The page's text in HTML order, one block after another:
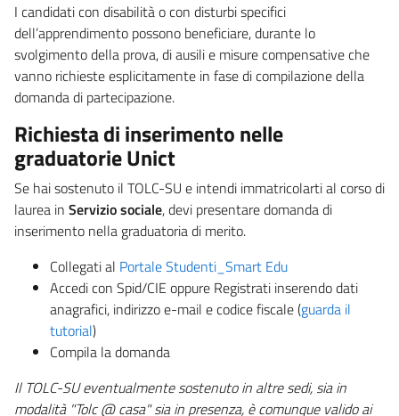
I candidati con disabilità o con disturbi specifici
dell’apprendimento possono beneficiare, durante lo
svolgimento della prova, di ausili e misure compensative che
vanno richieste esplicitamente in fase di compilazione della
domanda di partecipazione.
Richiesta di inserimento nelle
graduatorie Unict
Se hai sostenuto il TOLC-SU e intendi immatricolarti al corso di
laurea in Servizio sociale, devi presentare domanda di
inserimento nella graduatoria di merito.
Collegati al Portale Studenti_Smart Edu
Accedi con Spid/CIE oppure Registrati inserendo dati
anagrafici, indirizzo e-mail e codice fiscale (guarda il
tutorial)
Compila la domanda
Il TOLC-SU eventualmente sostenuto in altre sedi, sia in
modalità "Tolc @ casa" sia in presenza, è comunque valido ai